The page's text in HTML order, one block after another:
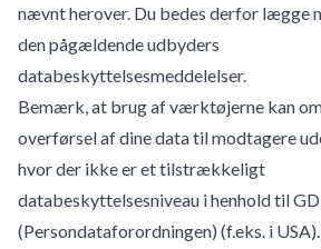
nævnt herover. Du bedes derfor lægge
den pågældende udbyders
databeskyttelsesmeddelelser.
Bemærk, at brug af værktøjerne kan
overførsel af dine data til modtagere
hvor der ikke er et tilstrækkeligt
databeskyttelsesniveau i henhold til
(Persondataforordningen) (f.eks. i